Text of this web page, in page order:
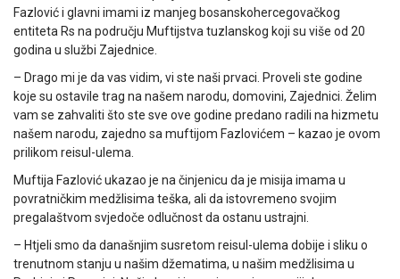
Fazlović i glavni imami iz manjeg bosanskohercegovačkog
entiteta Rs na području Muftijstva tuzlanskog koji su više od 20
godina u službi Zajednice.
– Drago mi je da vas vidim, vi ste naši prvaci. Proveli ste godine
koje su ostavile trag na našem narodu, domovini, Zajednici. Želim
vam se zahvaliti što ste sve ove godine predano radili na hizmetu
našem narodu, zajedno sa muftijom Fazlovićem – kazao je ovom
prilikom reisul-ulema.
Muftija Fazlović ukazao je na činjenicu da je misija imama u
povratničkim medžlisima teška, ali da istovremeno svojim
pregalaštvom svjedoče odlučnost da ostanu ustrajni.
– Htjeli smo da današnjim susretom reisul-ulema dobije i sliku o
trenutnom stanju u našim džematima, u našim medžlisima u